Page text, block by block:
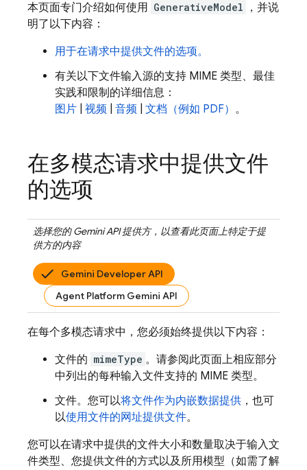
本页面专门介绍如何使用 GenerativeModel
，并说
明了以下内容：
用于在请求中提供文件的选项。
有关以下文件输入源的支持 MIME 类型、最佳
实践和限制的详细信息：
图片 视频 音频 文档（例如 PDF） 。
在多模态请求中提供文件
的选项
选择您的 Gemini API 提供方，以查看此页面上特定于提
供方的内容
Gemini Developer API
Agent Platform Gemini API
在每个多模态请求中，您必须始终提供以下内容：
文件的 mimeType 。请参阅此页面上相应部分
中列出的每种输入文件支持的 MIME 类型。
文件。您可以将文件作为内嵌数据提供 ，也可
以使用文件的网址提供文件。
您可以在请求中提供的文件大小和数量取决于输入文
件类型、您提供文件的方式以及所用模型（如需了解